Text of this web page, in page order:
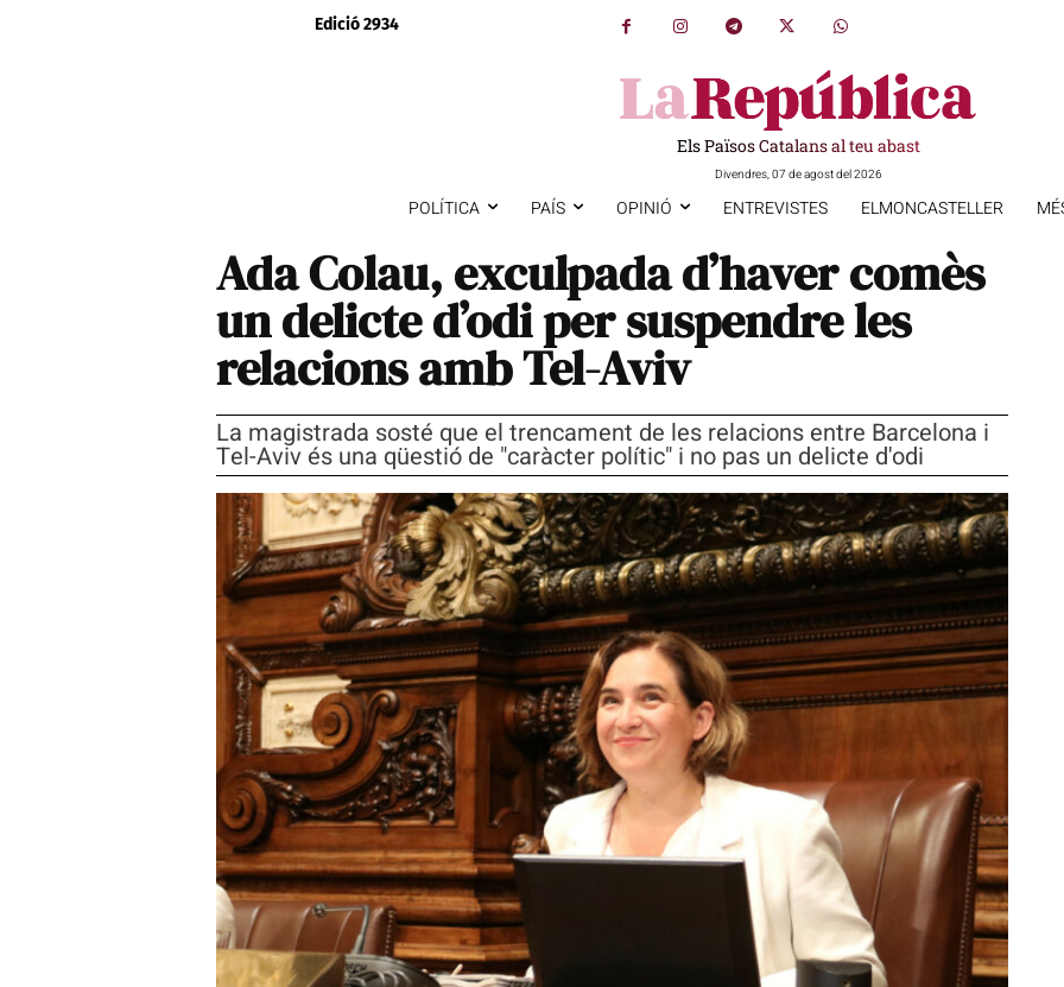
Edició 2934
Els Països Catalans al teu abast
Divendres, 07 de agost del 2026
POLÍTICA PAÍS OPINIÓ ENTREVISTES ELMONCASTELLER
Ada Colau, exculpada d’haver comès
un delicte d’odi per suspendre les
relacions amb Tel-Aviv
La magistrada sosté que el trencament de les relacions entre Barcelona i
Tel-Aviv és una qüestió de "caràcter polític" i no pas un delicte d'odi